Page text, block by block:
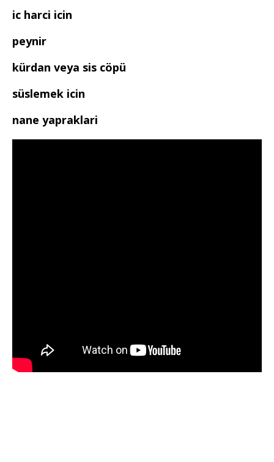
ic harci icin
peynir
kürdan veya sis cöpü
süslemek icin
nane yapraklari